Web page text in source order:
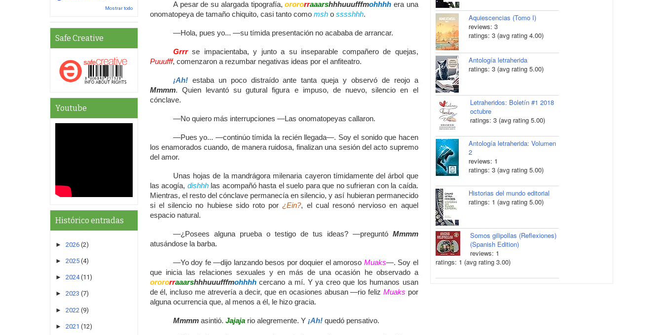
A pesar de su alargada tipografía,orororraaarshhhuuufffmohhhh era una
onomatopeya de tamaño chiquito, casi tanto como msho sssshhh.
—Hola, pues yo... —su tímida presentación no acababa de arrancar.
Grrrse impacientaba, y junto a su inseparable compañero de quejas,
Puuufff, comenzaron a rezumbar negativas ideas por el anfiteatro.
¡Ah!estaba un poco distraído ante tanta queja y observó de reojo a
Mmmm. Quien levantó su gutural figura e impuso, de nuevo, silencio en el
cónclave.
—No quiero más interrupciones —Las onomatopeyas callaron.
—Pues yo... —continúo tímida la recién llegada—. Soy el sonido que hacen
los enamorados cuando, de manera ruidosa, finalizan una sesión del acto supremo
del amor.
Unas hojas de la mandrágora milenaria cayeron tímidamente del árbol que
las acogía, dishhhlas acompañó hasta el suelo para que no sufrieran con la caída.
Mientras, el resto del cónclave permanecía en silencio, y así hubieran permanecido
si el silencio no hubiese sido roto por¿Ein?, el cual resonó nervioso en aquel
espacio natural.
—¿Posees alguna prueba o testigo de tus ideas? —preguntó Mmmm
atusándose la barba.
—Yo doy fe —dijo lanzando besos por doquier el amoroso Muaks—. Soy el
que inicia las relaciones sexuales y en más de una ocasión he observado a
orororraaarshhhuuufffmohhhhcercano a mí. Y ya creo que los humanos usan
de él, incluso me atrevería a decir, que en ocasiones abusan —rio feliz Muaks por
alguna ocurrencia que, al menos a él, le hizo gracia.
Mmmmasintió. Jajajario alegremente. Y ¡Ah!quedó pensativo.
Mostrar todo
Safe Creative
Youtube
Histórico entradas
► 2026 (2)
► 2025 (4)
► 2024 (11)
► 2023 (7)
► 2022 (9)
► 2021 (12)
Aquiescencias (Tomo I)
reviews: 3
ratings: 3 (avg rating 4.00)
Antología letraherida
ratings: 3 (avg rating 5.00)
Letraheridos: Boletín #1 2018
octubre
ratings: 3 (avg rating 5.00)
Antología letraherida: Volumen
2
reviews: 1
ratings: 3 (avg rating 5.00)
Historias del mundo editorial
ratings: 1 (avg rating 5.00)
Somos gilipollas (Reflexiones)
(Spanish Edition)
reviews: 1
ratings: 1 (avg rating 3.00)